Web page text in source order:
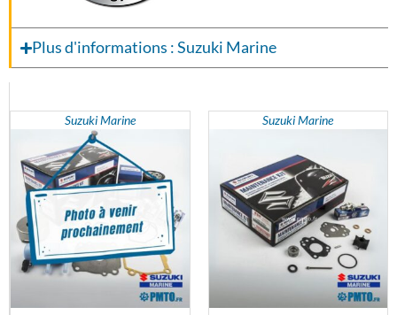
Plus d'informations : Suzuki Marine
Suzuki Marine Suzuki Marine